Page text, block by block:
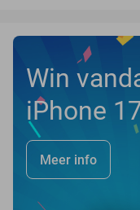
Win
iPhone
Meer info